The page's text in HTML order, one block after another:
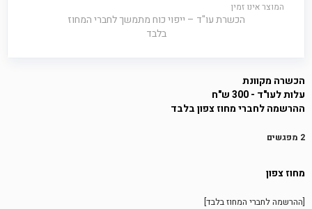
המוצר אינו זמין
הכשרת עו"ד – ייפוי כוח מתמשך לחברי המחוז
בלבד
הכשרה מקוונת
עלות לעו"ד - 300 ש"ח
ההרשמה לחברי מחוז צפון בלבד
2 מפגשים
מחוז צפון
[ההרשמה לחברי המחוז בלבד]